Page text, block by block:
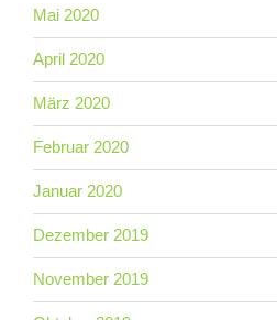
Mai 2020
April 2020
März 2020
Februar 2020
Januar 2020
Dezember 2019
November 2019